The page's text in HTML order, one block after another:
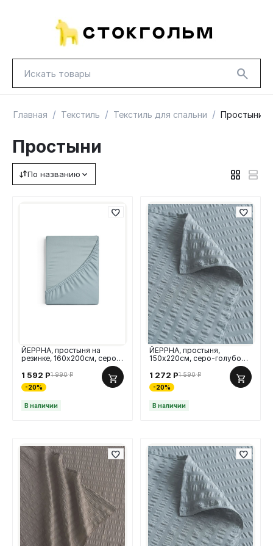
НОВИНКИ
Главная / Текстиль / Текстиль для спальни / Простыни
Простыни
По названию
ЙЕРРНА, простыня на
резинке, 160х200см, серо-
1 592 Р1 990 Р
-20%
В наличии
ЙЕРРНА, простыня,
150х220см, серо-голубой,
1 272 Р1 590 Р
-20%
В наличии